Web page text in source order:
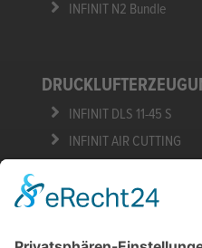
INFINIT N2 Bundle
INFINIT DLS 11-45 S
INFINIT AIR CUTTING
SERVICE